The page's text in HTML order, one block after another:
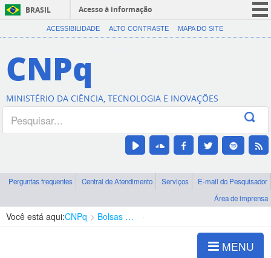
BRASIL
Acesso à informação
CORONAVÍRUS (COVID-19)
Canais
ACESSIBILIDADE ALTO CONTRASTE MAPA DO SITE
CNPq
MINISTÉRIO DA CIÊNCIA, TECNOLOGIA E INOVAÇÕES
Perguntas frequentes Central de Atendimento Serviços
E-mail do Pesquisador
Área de imprensa
Você está aqui:CNPq Bolsas e Auxílios Vigentes
MENU